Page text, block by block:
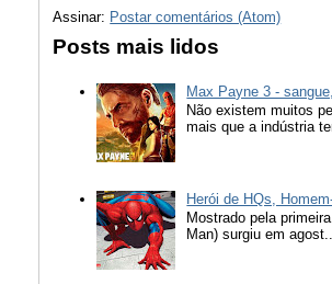
Assinar: Postar comentários (Atom)
Posts mais lidos
Max Payne 3 -
Não existem muitos
mais que a indústria
Herói de HQs,
Mostrado pela
Man) surgiu em